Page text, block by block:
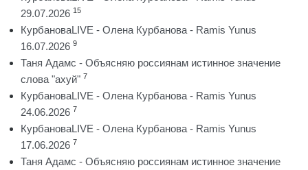
29.07.2026 15
КурбановаLIVE - Олена Курбанова - Ramis Yunus
16.07.2026 9
Таня Адамс - Объясняю россиянам истинное значение
слова "ахуй" 7
КурбановаLIVE - Олена Курбанова - Ramis Yunus
24.06.2026 7
КурбановаLIVE - Олена Курбанова - Ramis Yunus
17.06.2026 7
Таня Адамс - Объясняю россиянам истинное значение